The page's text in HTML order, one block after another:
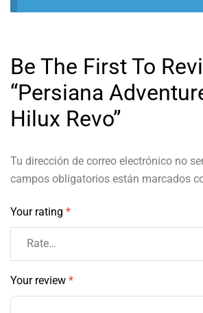
Be The First To
“Persiana
Hilux Revo”
Tu dirección de correo electrónico no
campos obligatorios están marcados
Your rating *
Your review *